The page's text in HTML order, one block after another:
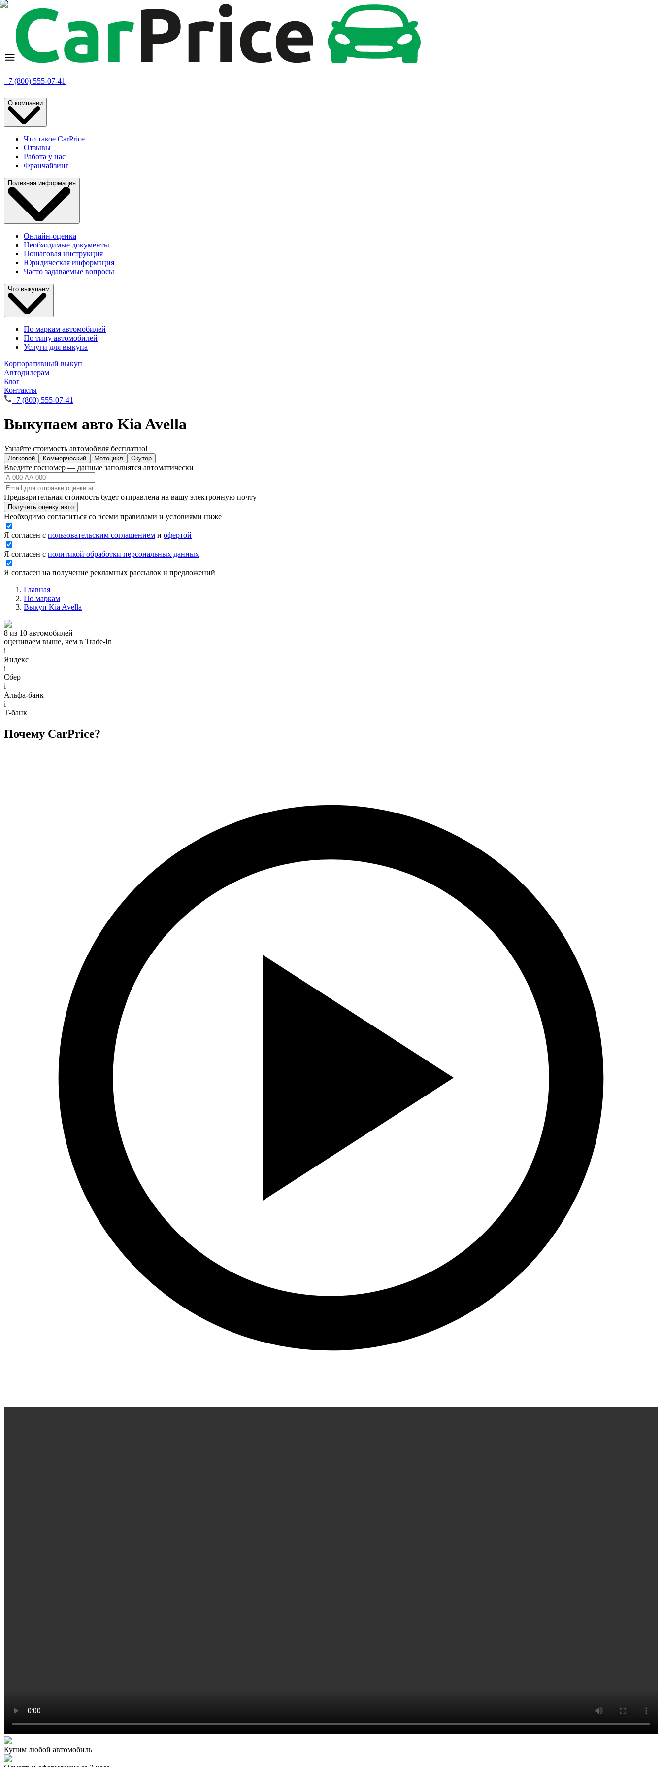
+7 (800) 555-07-41
О компании
Что такое CarPrice
Отзывы
Работа у нас
Франчайзинг
Полезная информация
Онлайн-оценка
Необходимые документы
Пошаговая инструкция
Юридическая информация
Часто задаваемые вопросы
Что выкупаем
По маркам автомобилей
По типу автомобилей
Услуги для выкупа
Корпоративный выкуп
Автодилерам
Блог
Контакты
+7 (800) 555-07-41
Выкупаем авто Kia Avella
Узнайте стоимость автомобиля бесплатно!
Легковой Коммерческий Мотоцикл Скутер
Введите госномер — данные заполнятся автоматически
Предварительная стоимость будет отправлена на вашу электронную почту
Получить оценку авто
Необходимо согласиться со всеми правилами и условиями ниже
Я согласен с пользовательским соглашением и офертой
Я согласен с политикой обработки персональных данных
Я согласен на получение рекламных рассылок и предложений
Главная
По маркам
Выкуп Kia Avella
8 из 10 автомобилей
оцениваем выше, чем в Trade‑In
i
Яндекс
i
Сбер
i
Альфа-банк
i
Т-банк
Почему CarPrice?
Купим любой автомобиль